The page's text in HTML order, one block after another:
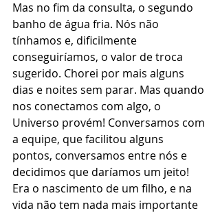
Mas no fim da consulta, o segundo
banho de água fria. Nós não
tínhamos e, dificilmente
conseguiríamos, o valor de troca
sugerido. Chorei por mais alguns
dias e noites sem parar. Mas quando
nos conectamos com algo, o
Universo provém! Conversamos com
a equipe, que facilitou alguns
pontos, conversamos entre nós e
decidimos que daríamos um jeito!
Era o nascimento de um filho, e na
vida não tem nada mais importante